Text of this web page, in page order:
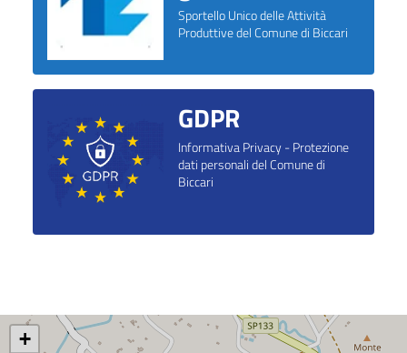
Sportello Unico delle Attività
Produttive del Comune di Biccari
GDPR
Informativa Privacy - Protezione
dati personali del Comune di
Biccari
+